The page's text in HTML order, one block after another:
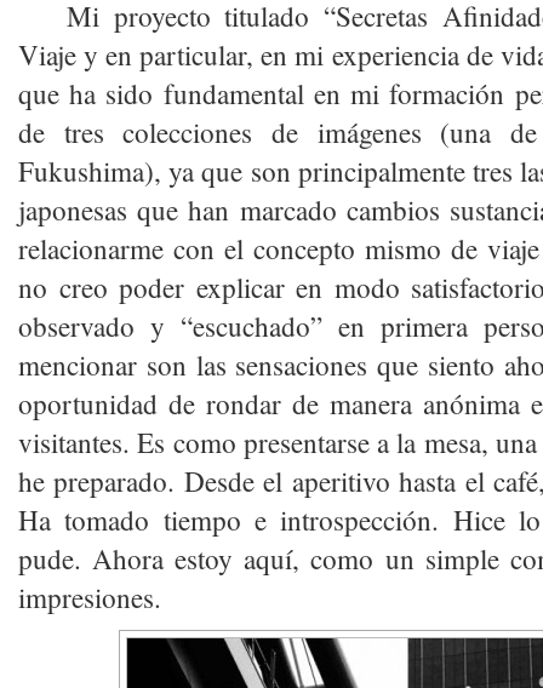
Mi proyecto titulado “Secretas
Viaje y en particular, en mi experiencia de
que ha sido fundamental en mi formación
de tres colecciones de imágenes (una
Fukushima), ya que son principalmente tres
japonesas que han marcado cambios
relacionarme con el concepto mismo de
no creo poder explicar en modo
observado y “escuchado” en primera
mencionar son las sensaciones que siento
oportunidad de rondar de manera anónima
visitantes. Es como presentarse a la mesa,
he preparado. Desde el aperitivo hasta el
Ha tomado tiempo e introspección. Hice
pude. Ahora estoy aquí, como un simple
impresiones.